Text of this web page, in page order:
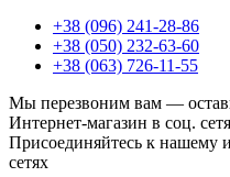
+38 (096) 241-28-86
+38 (050) 232-63-60
+38 (063) 726-11-55
Мы перезвоним вам —
Интернет-магазин в соц.
Присоединяйтесь к нашему
сетях